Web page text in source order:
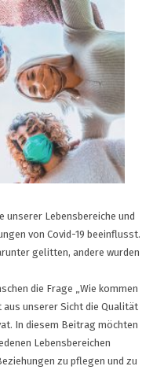
unserer Lebensbereiche und
von Covid-19 beeinflusst.
gelitten, andere wurden
die Frage „Wie kommen
aus unserer Sicht die Qualität
In diesem Beitrag möchten
Lebensbereichen
zu pflegen und zu